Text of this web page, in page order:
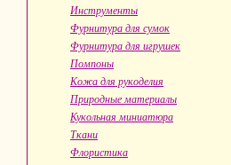
Инструменты
Фурнитура для сумок
Фурнитура для игрушек
Помпоны
Кожа для рукоделия
Природные материалы
Кукольная миниатюра
Ткани
Флористика